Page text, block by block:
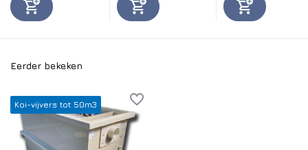
Eerder bekeken
Koi-vijvers tot 50m3